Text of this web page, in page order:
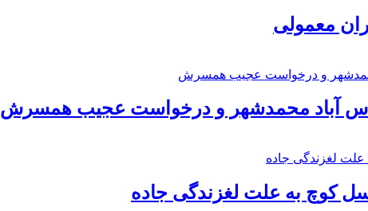
معمولی
آباد محمدشهر و درخواست عجیب همسرش
کوچ به علت لغزندگی جاده